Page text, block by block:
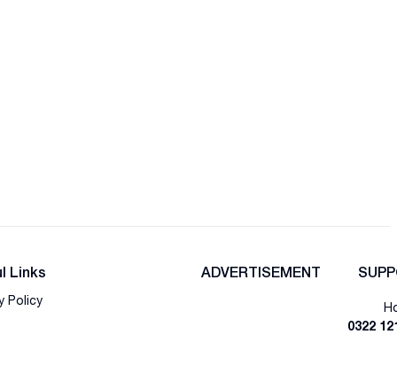
ADVERTISEMENT
Links
Policy
0322